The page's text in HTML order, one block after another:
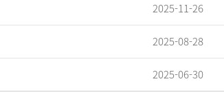
2025-11-26
2025-08-28
2025-06-30